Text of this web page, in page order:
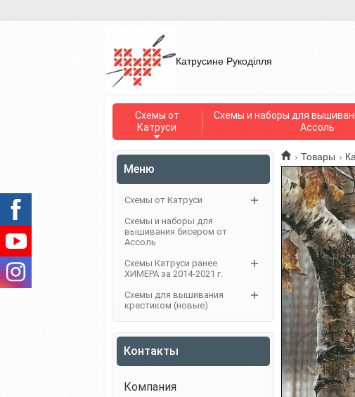
Катрусине Рукоділля
Схемы от
Катруси
Схемы и наборы для
Ассоль
› Товары ›
Меню
Схемы от Катруси
Схемы и наборы для
вышивания бисером от
Ассоль
Схемы Катруси ранее
ХИМЕРА за 2014-2021 г.
Схемы для вышивания
крестиком (новые)
Контакты